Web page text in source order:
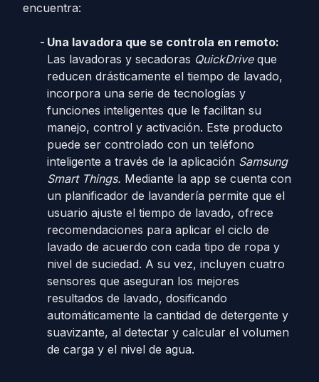
encuentra:
Una lavadora que se controla en remoto:
Las lavadoras y secadoras QuickDrive que
reducen drásticamente el tiempo de lavado,
incorpora una serie de tecnologías y
funciones inteligentes que le facilitan su
manejo, control y activación. Este producto
puede ser controlado con un teléfono
inteligente a través de la aplicación Samsung
Smart Things. Mediante la app se cuenta con
un planificador de lavandería permite que el
usuario ajuste el tiempo de lavado, ofrece
recomendaciones para aplicar el ciclo de
lavado de acuerdo con cada tipo de ropa y
nivel de suciedad. A su vez, incluyen cuatro
sensores que aseguran los mejores
resultados de lavado, dosificando
automáticamente la cantidad de detergente y
suavizante, al detectar y calcular el volumen
de carga y el nivel de agua.